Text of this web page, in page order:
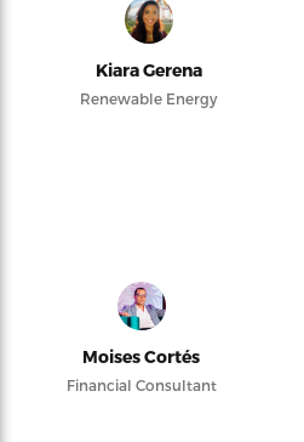
Kiara Gerena
Renewable Energy
Moises Cortés
Financial Consultant